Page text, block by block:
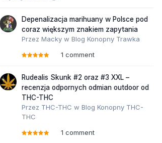
Depenalizacja marihuany w Polsce pod
coraz większym znakiem zapytania
Przez Macky w Blog Konopny Trawka
1 comment
Rudealis Skunk #2 oraz #3 XXL –
recenzja odpornych odmian outdoor od
THC-THC
Przez THC-THC w Blog Konopny THC-
THC
1 comment